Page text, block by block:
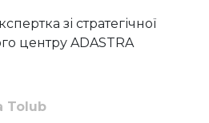
зі стратегічної
центру ADASTRA
Tolub